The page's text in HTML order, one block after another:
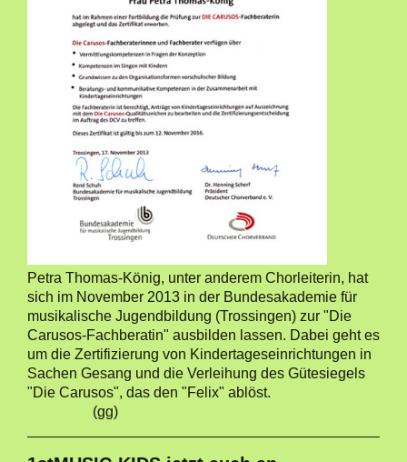
Petra Thomas-König, unter anderem Chorleiterin, hat
sich im November 2013 in der Bundesakademie für
musikalische Jugendbildung (Trossingen) zur "Die
Carusos-Fachberatin" ausbilden lassen. Dabei geht es
um die Zertifizierung von Kindertageseinrichtungen in
Sachen Gesang und die Verleihung des Gütesiegels
"Die Carusos", das den "Felix" ablöst.
(gg)